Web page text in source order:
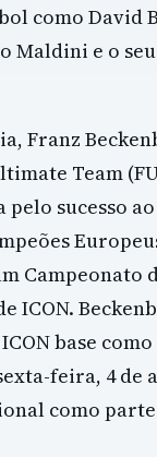
como David
Maldini e o
Franz
Team
sucesso
Campeonato
ICON.
base
feira, 4 de
como parte